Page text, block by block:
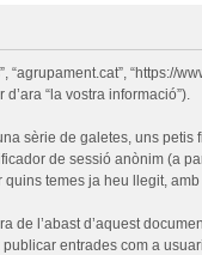
“https://
“la vostra informació”).
sèrie de galetes, uns
de sessió anònim (a
temes ja heu llegit,
l’abast d’aquest
entrades com a